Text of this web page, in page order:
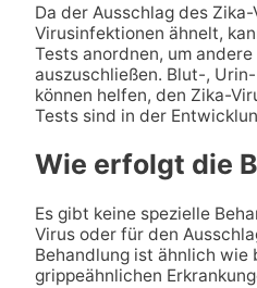
Da der Ausschlag des
Virusinfektionen ähnelt,
Tests anordnen, um
auszuschließen. Blut-,
können helfen, den Zika-
Tests sind in der
Wie erfolgt die
Es gibt keine spezielle
Virus oder für den
Behandlung ist ähnlich wie
grippeähnlichen